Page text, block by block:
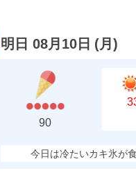
明日 08月10日 (月 )
90
今日は冷たいカキ氷が